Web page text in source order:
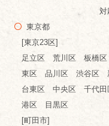
対
東京都
[東京23区]
足立区 荒川区 板橋
東区 品川区 渋谷区
台東区 中央区 千代
港区 目黒区
[町田市]